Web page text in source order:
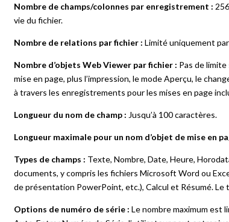
Nombre de champs/colonnes par enregistrement :
vie du fichier.
Nombre de relations par fichier : Limité uniquement
Nombre d’objets Web Viewer par fichier : Pas de
mise en page, plus l’impression, le mode Aperçu, le
à travers les enregistrements pour les mises en page
Longueur du nom de champ : Jusqu’à 100 caractères.
Longueur maximale pour un nom d’objet de mise en
Types de champs : Texte, Nombre, Date, Heure,
documents, y compris les fichiers Microsoft Word ou
de présentation PowerPoint, etc.), Calcul et Résumé.
Options de numéro de série : Le nombre maximum est